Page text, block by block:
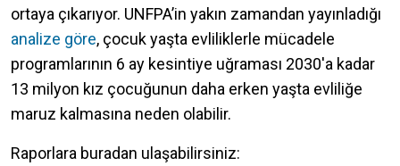
ortaya çıkarıyor. UNFPA’in yakın zamandan yayınladığı
analize göre, çocuk yaşta evliliklerle mücadele
programlarının 6 ay kesintiye uğraması 2030'a kadar
13 milyon kız çocuğunun daha erken yaşta evliliğe
maruz kalmasına neden olabilir.
Raporlara buradan ulaşabilirsiniz: